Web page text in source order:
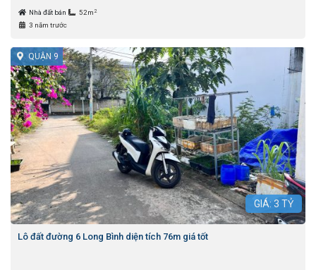
Nhà đất bán 52m 2
3 năm trước
QUẬN 9
GIÁ: 3 TỶ
Lô đất đường 6 Long Bình diện tích 76m giá tốt